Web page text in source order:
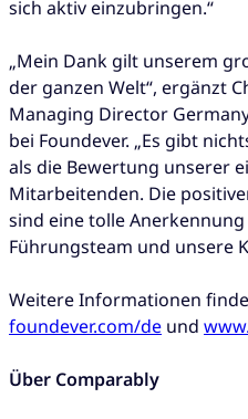
sich aktiv einzubringen.“
„Mein Dank gilt unserem
der ganzen Welt“, ergänzt
Managing Director
bei Foundever. „Es gibt
als die Bewertung unserer
Mitarbeitenden. Die
sind eine tolle
Führungsteam und unsere
Weitere Informationen
foundever.com/de und
Über Comparably